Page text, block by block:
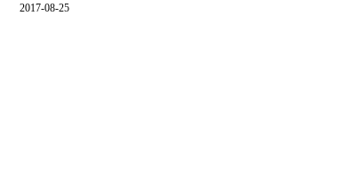
2017-08-25